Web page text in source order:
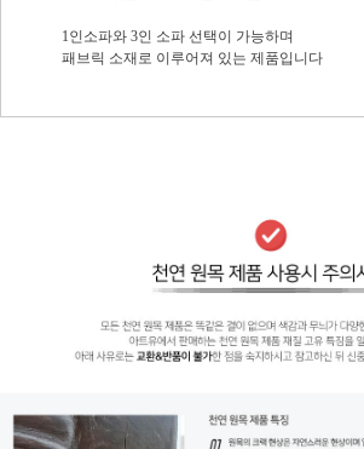
1인소파와 3인 소파 선택이 가능하며
패브릭 소재로 이루어져 있는 제품입니다